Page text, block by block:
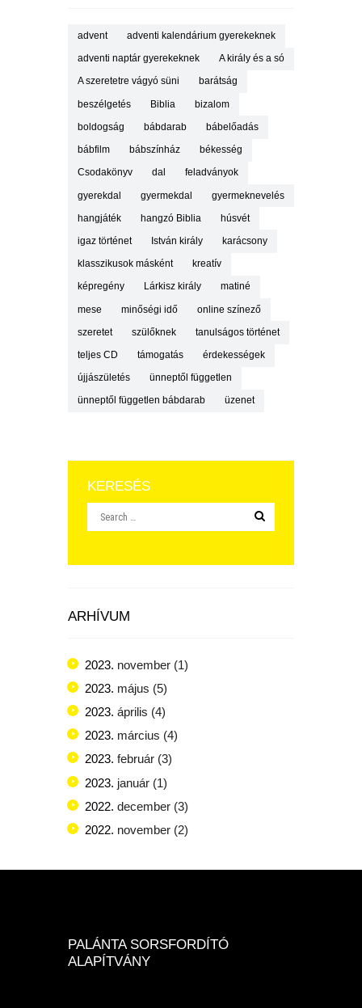
advent adventi kalendárium gyerekeknek
adventi naptár gyerekeknek A király és a só
A szeretetre vágyó süni barátság
beszélgetés Biblia bizalom
boldogság bábdarab bábelőadás
bábfilm bábszínház békesség
Csodakönyv dal feladványok
gyerekdal gyermekdal gyermeknevelés
hangjáték hangzó Biblia húsvét
igaz történet István király karácsony
klasszikusok másként kreatív
képregény Lárkisz király matiné
mese minőségi idő online színező
szeretet szülőknek tanulságos történet
teljes CD támogatás érdekességek
újjászületés ünneptől független
ünneptől független bábdarab üzenet
KERESÉS
ARHÍVUM
2023. november (1)
2023. május (5)
2023. április (4)
2023. március (4)
2023. február (3)
2023. január (1)
2022. december (3)
2022. november (2)
PALÁNTA SORSFORDÍTÓ
ALAPÍTVÁNY